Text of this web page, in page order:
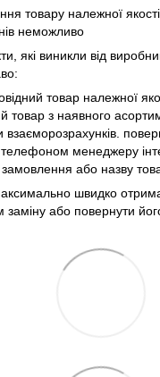
товару належної
неможливо
які виникли від
товар належної
товар з наявного
взаєморозрахунків.
телефоном менеджеру
або назву
швидко
заміну або повернути